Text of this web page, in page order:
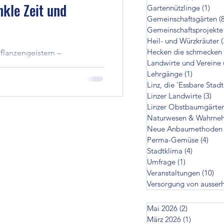
die schmecken
Landwirte
Zeit und
–
den Kräutern, Bäumen und
weder Fabelwesen, noch
Gartennützlinge (1)
Gemeinschaftsgärten
Gemeinschaftsprojekte
Heil- und Würzkräuter
Hecken die schmecken
Landwirte und Vereine
Lehrgänge (1)
Linz, die 'Essbare
Linzer Landwirte (3)
Linzer
Naturwesen &
Neue Anbaumethoden
Perma-Gemüse (4)
Stadtklima (4)
Umfrage (1)
Veranstaltungen (10)
Versorgung von
Mai 2026 (2)
März 2026 (1)